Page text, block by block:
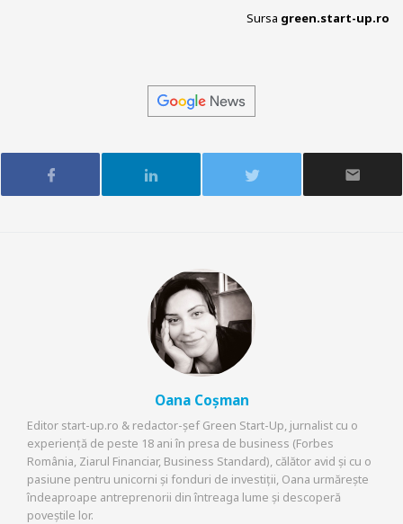
Sursa green.start-up.ro
Oana Coșman
Editor start-up.ro & redactor-șef Green Start-Up, jurnalist cu o
experiență de peste 18 ani în presa de business (Forbes
România, Ziarul Financiar, Business Standard), călător avid și cu o
pasiune pentru unicorni și fonduri de investiții, Oana urmărește
îndeaproape antreprenorii din întreaga lume și descoperă
poveștile lor.